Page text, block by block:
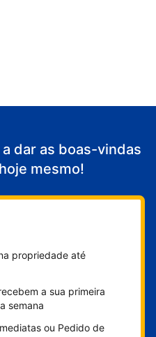
dar as boas-vindas
mesmo!
propriedade até
a sua primeira
semana
ou Pedido de